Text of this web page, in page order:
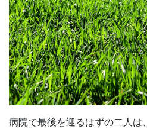
病院で最後を迎るはずの二人は